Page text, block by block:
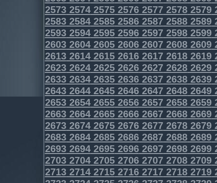
2573257425752576257725782579
2583258425852586258725882589
2593259425952596259725982599
2603260426052606260726082609
2613261426152616261726182619
2623262426252626262726282629
2633263426352636263726382639
2643264426452646264726482649
2653265426552656265726582659
2663266426652666266726682669
2673267426752676267726782679
2683268426852686268726882689
2693269426952696269726982699
2703270427052706270727082709
2713271427152716271727182719